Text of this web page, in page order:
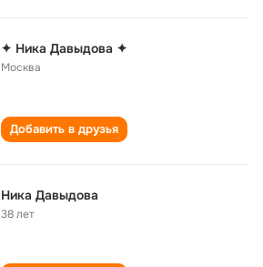
✦ Ника Давыдова ✦
Москва
Добавить в друзья
Ника Давыдова
38 лет